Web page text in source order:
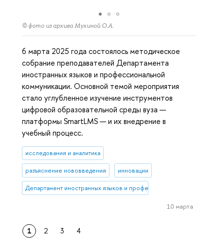
© фото из архива Мухиной О.А.
6 марта 2025 года состоялось методическое
собрание преподавателей Департамента
иностранных языков и профессиональной
коммуникации. Основной темой мероприятия
стало углубленное изучение инструментов
цифровой образовательной среды вуза —
платформы SmartLMS — и их внедрение в
учебный процесс.
исследования и аналитика
разъяснение нововведения инновации
Департамент иностранных языков и профессиональной
10 марта
1 2 3 4